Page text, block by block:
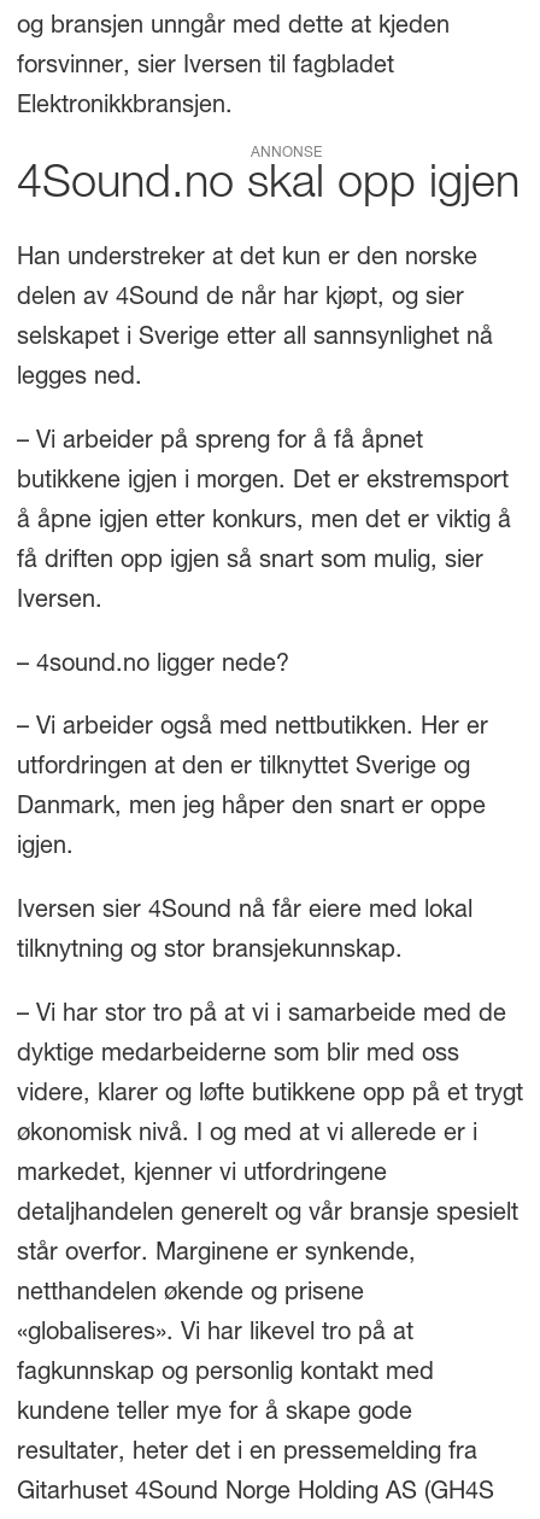
og bransjen unngår med dette at kjeden
forsvinner, sier Iversen til fagbladet
Elektronikkbransjen.
ANNONSE
4Sound.no skal opp igjen
Han understreker at det kun er den norske
delen av 4Sound de når har kjøpt, og sier
selskapet i Sverige etter all sannsynlighet nå
legges ned.
– Vi arbeider på spreng for å få åpnet
butikkene igjen i morgen. Det er ekstremsport
å åpne igjen etter konkurs, men det er viktig å
få driften opp igjen så snart som mulig, sier
Iversen.
– 4sound.no ligger nede?
– Vi arbeider også med nettbutikken. Her er
utfordringen at den er tilknyttet Sverige og
Danmark, men jeg håper den snart er oppe
igjen.
Iversen sier 4Sound nå får eiere med lokal
tilknytning og stor bransjekunnskap.
– Vi har stor tro på at vi i samarbeide med de
dyktige medarbeiderne som blir med oss
videre, klarer og løfte butikkene opp på et trygt
økonomisk nivå. I og med at vi allerede er i
markedet, kjenner vi utfordringene
detaljhandelen generelt og vår bransje spesielt
står overfor. Marginene er synkende,
netthandelen økende og prisene
«globaliseres». Vi har likevel tro på at
fagkunnskap og personlig kontakt med
kundene teller mye for å skape gode
resultater, heter det i en pressemelding fra
Gitarhuset 4Sound Norge Holding AS (GH4S